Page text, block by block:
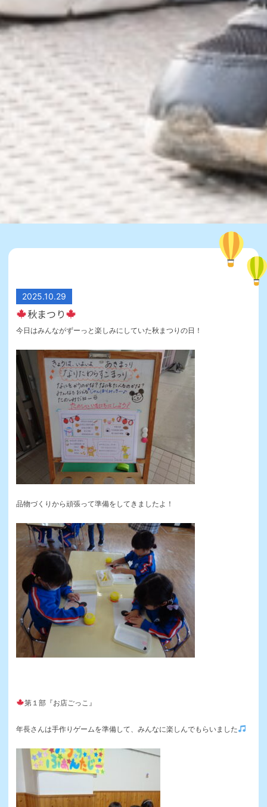
2025.10.29
秋まつり
今日はみんながずーっと楽しみにしていた秋まつりの日！
品物づくりから頑張って準備をしてきましたよ！
第１部『お店ごっこ』
年長さんは手作りゲームを準備して、みんなに楽しんでもらいました